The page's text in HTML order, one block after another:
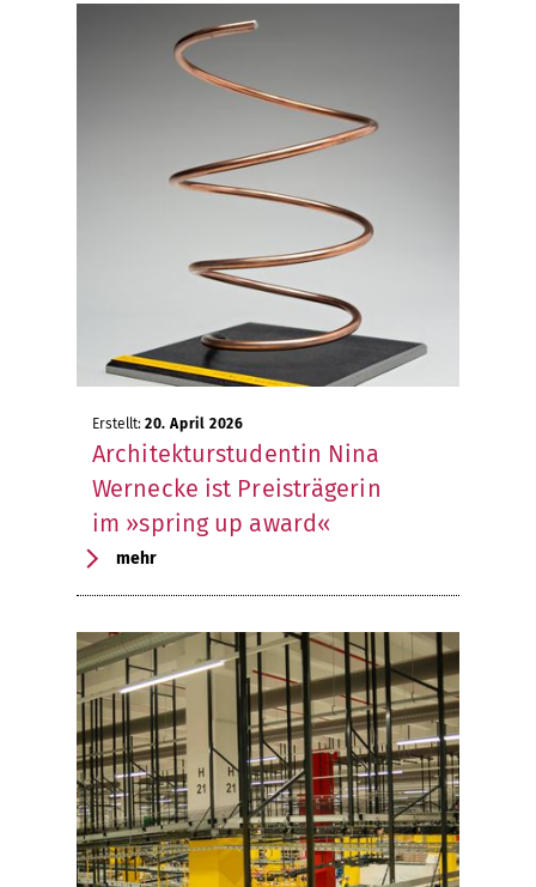
Erstellt: 20. April 2026
Architekturstudentin Nina
Wernecke ist Preisträgerin
im »spring up award«
mehr